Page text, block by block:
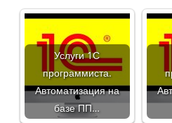
Услуги 1С
программиста.
Автоматизация на
базе ПП…